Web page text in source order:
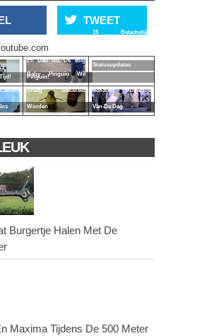
TWEET
En Dan Nu, De Volg
Pinguïn!
15 Belachelijke
Statusupdates
Baby Pinguïn Wil
Graag Gekieteld
Worden
Schattig Momentje
Van De Dag
Burgertje Halen Met De
Maxima Tijdens De 500 Meter